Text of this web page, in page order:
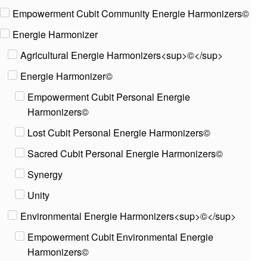
Empowerment Cubit Community Energie Harmonizers©
Energie Harmonizer
Agricultural Energie Harmonizers<sup>©</sup>
Energie Harmonizer©
Empowerment Cubit Personal Energie
Harmonizers©
Lost Cubit Personal Energie Harmonizers©
Sacred Cubit Personal Energie Harmonizers©
Synergy
Unity
Environmental Energie Harmonizers<sup>©</sup>
Empowerment Cubit Environmental Energie
Harmonizers©